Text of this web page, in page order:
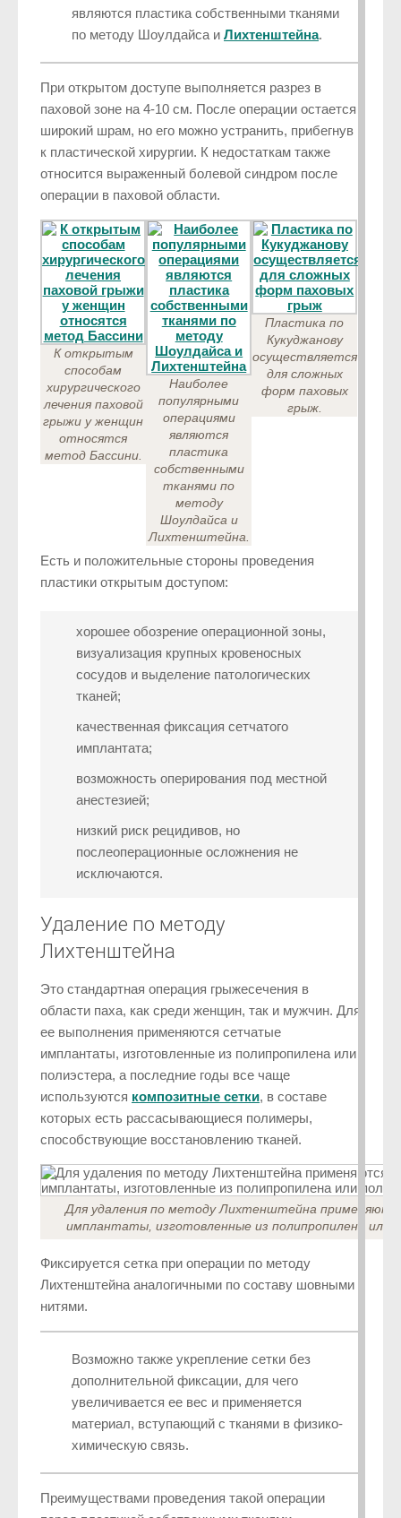
являются пластика собственными тканями
по методу Шоулдайса и Лихтенштейна.
При открытом доступе выполняется разрез в
паховой зоне на 4-10 см. После операции остается
широкий шрам, но его можно устранить, прибегнув
к пластической хирургии. К недостаткам также
относится выраженный болевой синдром после
операции в паховой области.
К открытым
способам
хирургического
лечения паховой
грыжи у женщин
относятся
метод Бассини.
Наиболее
популярными
операциями
являются
пластика
собственными
тканями по
методу
Шоулдайса и
Лихтенштейна.
Пластика по
Кукуджанову
осуществляется
для сложных
форм паховых
грыж.
Есть и положительные стороны проведения
пластики открытым доступом:
хорошее обозрение операционной зоны,
визуализация крупных кровеносных
сосудов и выделение патологических
тканей;
качественная фиксация сетчатого
имплантата;
возможность оперирования под местной
анестезией;
низкий риск рецидивов, но
послеоперационные осложнения не
исключаются.
Удаление по методу
Лихтенштейна
Это стандартная операция грыжесечения в
области паха, как среди женщин, так и мужчин. Для
ее выполнения применяются сетчатые
имплантаты, изготовленные из полипропилена или
полиэстера, а последние годы все чаще
используются композитные сетки, в составе
которых есть рассасывающиеся полимеры,
способствующие восстановлению тканей.
Для удаления по методу Лихтенштейна
имплантаты, изготовленные из полипропилена или
Фиксируется сетка при операции по методу
Лихтенштейна аналогичными по составу шовными
нитями.
Возможно также укрепление сетки без
дополнительной фиксации, для чего
увеличивается ее вес и применяется
материал, вступающий с тканями в физико-
химическую связь.
Преимуществами проведения такой операции